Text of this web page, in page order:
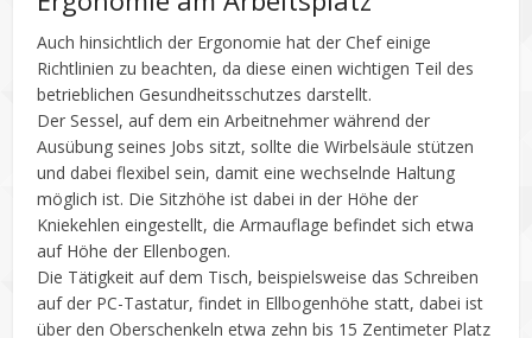
Auch hinsichtlich der Ergonomie hat der Chef einige
Richtlinien zu beachten, da diese einen wichtigen Teil des
betrieblichen Gesundheitsschutzes darstellt.
Der Sessel, auf dem ein Arbeitnehmer während der
Ausübung seines Jobs sitzt, sollte die Wirbelsäule stützen
und dabei flexibel sein, damit eine wechselnde Haltung
möglich ist. Die Sitzhöhe ist dabei in der Höhe der
Kniekehlen eingestellt, die Armauflage befindet sich etwa
auf Höhe der Ellenbogen.
Die Tätigkeit auf dem Tisch, beispielsweise das Schreiben
auf der PC-Tastatur, findet in Ellbogenhöhe statt, dabei ist
über den Oberschenkeln etwa zehn bis 15 Zentimeter Platz